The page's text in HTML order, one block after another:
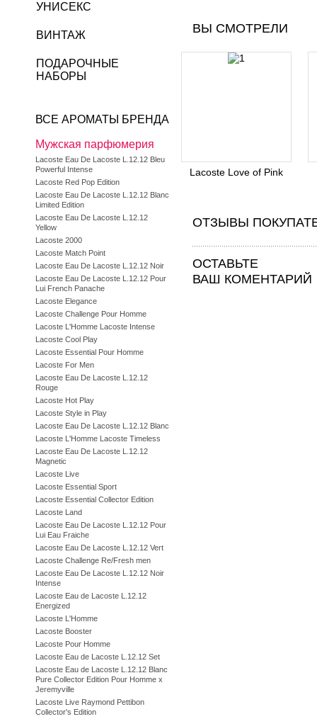
ВЫ СМОТРЕЛИ
Lacoste Love of Pink
ОТЗЫВЫ
ОСТАВЬТЕ
ВАШ КОМЕНТАРИЙ
УНИСЕКС
ВИНТАЖ
ПОДАРОЧНЫЕ
НАБОРЫ
ВСЕ АРОМАТЫ БРЕНДА
Мужская парфюмерия
Lacoste Eau De Lacoste L.12.12 Bleu
Powerful Intense
Lacoste Red Pop Edition
Lacoste Eau De Lacoste L.12.12 Blanc
Limited Edition
Lacoste Eau De Lacoste L.12.12
Yellow
Lacoste 2000
Lacoste Match Point
Lacoste Eau De Lacoste L.12.12 Noir
Lacoste Eau De Lacoste L.12.12 Pour
Lui French Panache
Lacoste Elegance
Lacoste Challenge Pour Homme
Lacoste L'Homme Lacoste Intense
Lacoste Cool Play
Lacoste Essential Pour Homme
Lacoste For Men
Lacoste Eau De Lacoste L.12.12
Rouge
Lacoste Hot Play
Lacoste Style in Play
Lacoste Eau De Lacoste L.12.12 Blanc
Lacoste L'Homme Lacoste Timeless
Lacoste Eau De Lacoste L.12.12
Magnetic
Lacoste Live
Lacoste Essential Sport
Lacoste Essential Collector Edition
Lacoste Land
Lacoste Eau De Lacoste L.12.12 Pour
Lui Eau Fraiche
Lacoste Eau De Lacoste L.12.12 Vert
Lacoste Challenge Re/Fresh men
Lacoste Eau De Lacoste L.12.12 Noir
Intense
Lacoste Eau de Lacoste L.12.12
Energized
Lacoste L'Homme
Lacoste Booster
Lacoste Pour Homme
Lacoste Eau de Lacoste L.12.12 Set
Lacoste Eau de Lacoste L.12.12 Blanc
Pure Collector Edition Pour Homme x
Jeremyville
Lacoste Live Raymond Pettibon
Collector's Edition